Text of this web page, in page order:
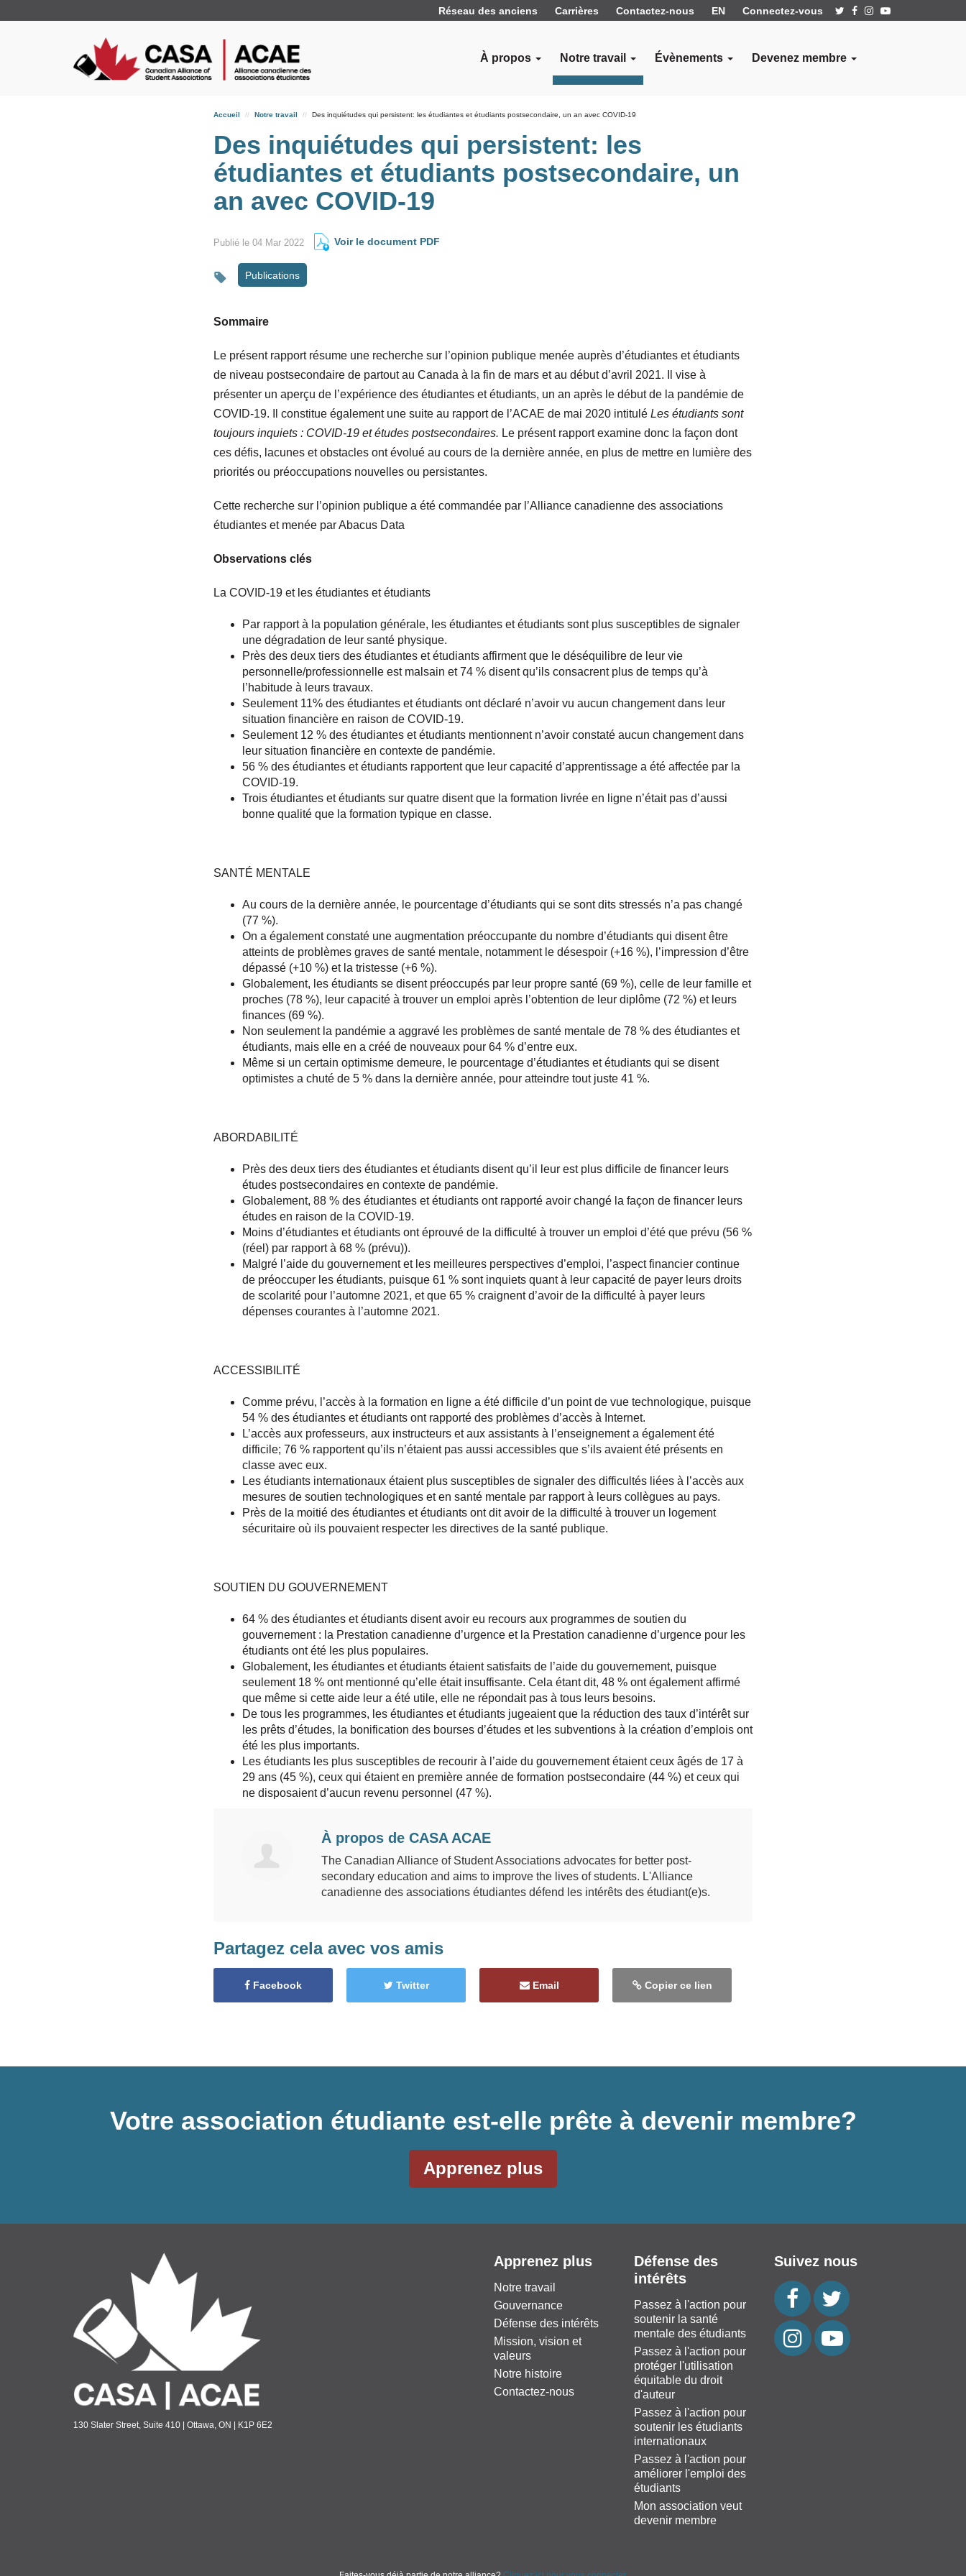
Réseau des anciens Carrières Contactez-nous EN Connectez-vous
À propos Notre travail Évènements Devenez membre
Accueil Notre travail Des inquiétudes qui persistent: les étudiantes et étudiants postsecondaire, un an avec COVID-19
Des inquiétudes qui persistent: les
étudiantes et étudiants postsecondaire, un
an avec COVID-19
Publié le 04 Mar 2022 Voir le document PDF
Publications
Sommaire
Le présent rapport résume une recherche sur l’opinion publique menée auprès d’étudiantes et étudiants
de niveau postsecondaire de partout au Canada à la fin de mars et au début d’avril 2021. Il vise à
présenter un aperçu de l’expérience des étudiantes et étudiants, un an après le début de la pandémie de
COVID-19. Il constitue également une suite au rapport de l’ACAE de mai 2020 intitulé Les étudiants sont
toujours inquiets : COVID‑19 et études postsecondaires. Le présent rapport examine donc la façon dont
ces défis, lacunes et obstacles ont évolué au cours de la dernière année, en plus de mettre en lumière des
priorités ou préoccupations nouvelles ou persistantes.
Cette recherche sur l’opinion publique a été commandée par l’Alliance canadienne des associations
étudiantes et menée par Abacus Data
Observations clés
La COVID-19 et les étudiantes et étudiants
Par rapport à la population générale, les étudiantes et étudiants sont plus susceptibles de signaler
une dégradation de leur santé physique.
Près des deux tiers des étudiantes et étudiants affirment que le déséquilibre de leur vie
personnelle/professionnelle est malsain et 74 % disent qu’ils consacrent plus de temps qu’à
l’habitude à leurs travaux.
Seulement 11% des étudiantes et étudiants ont déclaré n’avoir vu aucun changement dans leur
situation financière en raison de COVID-19.
Seulement 12 % des étudiantes et étudiants mentionnent n’avoir constaté aucun changement dans
leur situation financière en contexte de pandémie.
56 % des étudiantes et étudiants rapportent que leur capacité d’apprentissage a été affectée par la
COVID-19.
Trois étudiantes et étudiants sur quatre disent que la formation livrée en ligne n’était pas d’aussi
bonne qualité que la formation typique en classe.
SANTÉ MENTALE
Au cours de la dernière année, le pourcentage d’étudiants qui se sont dits stressés n’a pas changé
(77 %).
On a également constaté une augmentation préoccupante du nombre d’étudiants qui disent être
atteints de problèmes graves de santé mentale, notamment le désespoir (+16 %), l’impression d’être
dépassé (+10 %) et la tristesse (+6 %).
Globalement, les étudiants se disent préoccupés par leur propre santé (69 %), celle de leur famille et
proches (78 %), leur capacité à trouver un emploi après l’obtention de leur diplôme (72 %) et leurs
finances (69 %).
Non seulement la pandémie a aggravé les problèmes de santé mentale de 78 % des étudiantes et
étudiants, mais elle en a créé de nouveaux pour 64 % d’entre eux.
Même si un certain optimisme demeure, le pourcentage d’étudiantes et étudiants qui se disent
optimistes a chuté de 5 % dans la dernière année, pour atteindre tout juste 41 %.
ABORDABILITÉ
Près des deux tiers des étudiantes et étudiants disent qu’il leur est plus difficile de financer leurs
études postsecondaires en contexte de pandémie.
Globalement, 88 % des étudiantes et étudiants ont rapporté avoir changé la façon de financer leurs
études en raison de la COVID-19.
Moins d’étudiantes et étudiants ont éprouvé de la difficulté à trouver un emploi d’été que prévu (56 %
(réel) par rapport à 68 % (prévu)).
Malgré l’aide du gouvernement et les meilleures perspectives d’emploi, l’aspect financier continue
de préoccuper les étudiants, puisque 61 % sont inquiets quant à leur capacité de payer leurs droits
de scolarité pour l’automne 2021, et que 65 % craignent d’avoir de la difficulté à payer leurs
dépenses courantes à l’automne 2021.
ACCESSIBILITÉ
Comme prévu, l’accès à la formation en ligne a été difficile d’un point de vue technologique, puisque
54 % des étudiantes et étudiants ont rapporté des problèmes d’accès à Internet.
L’accès aux professeurs, aux instructeurs et aux assistants à l’enseignement a également été
difficile; 76 % rapportent qu’ils n’étaient pas aussi accessibles que s’ils avaient été présents en
classe avec eux.
Les étudiants internationaux étaient plus susceptibles de signaler des difficultés liées à l’accès aux
mesures de soutien technologiques et en santé mentale par rapport à leurs collègues au pays.
Près de la moitié des étudiantes et étudiants ont dit avoir de la difficulté à trouver un logement
sécuritaire où ils pouvaient respecter les directives de la santé publique.
SOUTIEN DU GOUVERNEMENT
64 % des étudiantes et étudiants disent avoir eu recours aux programmes de soutien du
gouvernement : la Prestation canadienne d’urgence et la Prestation canadienne d’urgence pour les
étudiants ont été les plus populaires.
Globalement, les étudiantes et étudiants étaient satisfaits de l’aide du gouvernement, puisque
seulement 18 % ont mentionné qu’elle était insuffisante. Cela étant dit, 48 % ont également affirmé
que même si cette aide leur a été utile, elle ne répondait pas à tous leurs besoins.
De tous les programmes, les étudiantes et étudiants jugeaient que la réduction des taux d’intérêt sur
les prêts d’études, la bonification des bourses d’études et les subventions à la création d’emplois ont
été les plus importants.
Les étudiants les plus susceptibles de recourir à l’aide du gouvernement étaient ceux âgés de 17 à
29 ans (45 %), ceux qui étaient en première année de formation postsecondaire (44 %) et ceux qui
ne disposaient d’aucun revenu personnel (47 %).
À propos de CASA ACAE
The Canadian Alliance of Student Associations advocates for better post-
secondary education and aims to improve the lives of students. L'Alliance
canadienne des associations étudiantes défend les intérêts des étudiant(e)s.
Partagez cela avec vos amis
Facebook Twitter Email Copier ce lien
Votre association étudiante est-elle prête à devenir membre?
Apprenez plus
130 Slater Street, Suite 410 | Ottawa, ON | K1P 6E2
Apprenez plus
Notre travail
Gouvernance
Défense des intérêts
Mission, vision et
valeurs
Notre histoire
Contactez-nous
Défense des
intérêts
Passez à l'action pour
soutenir la santé
mentale des étudiants
Passez à l'action pour
protéger l'utilisation
équitable du droit
d'auteur
Passez à l'action pour
soutenir les étudiants
internationaux
Passez à l'action pour
améliorer l'emploi des
étudiants
Mon association veut
devenir membre
Suivez nous